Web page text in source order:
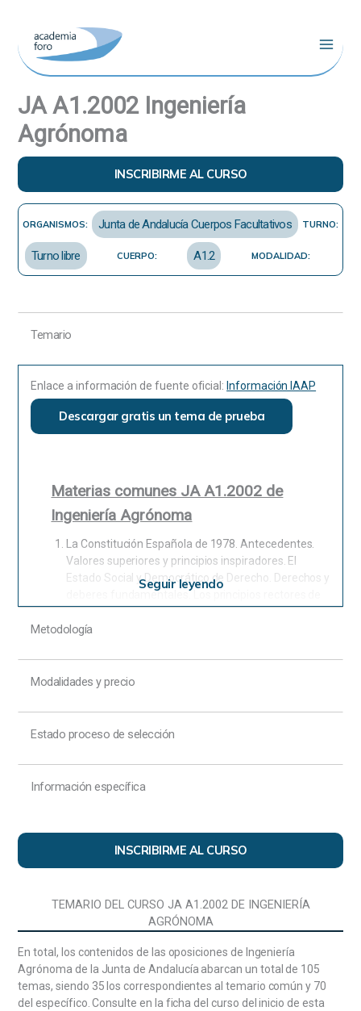
contenido
JA A1.2002 Ingeniería
Agrónoma
INSCRIBIRME AL CURSO
ORGANISMOS: Junta de Andalucía Cuerpos Facultativos TURNO:
Turno libre CUERPO: A1.2 MODALIDAD:
Temario
Enlace a información de fuente oficial: Información IAAP
Descargar gratis un tema de prueba
Materias comunes JA A1.2002 de
Ingeniería Agrónoma
La Constitución Española de 1978. Antecedentes.
Valores superiores y principios inspiradores. El
Estado Social y Democrático de Derecho. Derechos y
deberes fundamentales. Los principios rectores de
la política social y económica. Garantías y casos de
suspensión. El procedimiento de reforma
Los órganos constitucionales. La Corona. Las Cortes
Senado: Composición y funciones. La función
legislativa. El Gobierno del Estado. El Poder Judicial.
Defensor del Pueblo.
La organización territorial del Estado en la
Estatutos de Autonomía. Delimitación de las
La Administración Local: regulación constitucional.
Tipología de los entes locales. Distribución de
competencias entre el Estado y las Comunidades
Autónomas sobre Administración Local. La Ley de
Bases de Régimen Local. La organización territorial
de la Comunidad Autónoma de Andalucía.
Seguir leyendo
Metodología
Modalidades y precio
Estado proceso de selección
Información específica
INSCRIBIRME AL CURSO
TEMARIO DEL CURSO JA A1.2002 DE INGENIERÍA
AGRÓNOMA
En total, los contenidos de las oposiciones de Ingeniería
Agrónoma de la Junta de Andalucía abarcan un total de 105
temas, siendo 35 los correspondientes al temario común y 70
del específico. Consulte en la ficha del curso del inicio de esta